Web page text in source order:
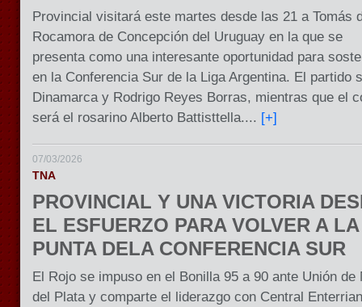
Provincial visitará este martes desde las 21 a Tomás
Rocamora de Concepción del Uruguay en la que se
presenta como una interesante oportunidad para
en la Conferencia Sur de la Liga Argentina. El partido
Dinamarca y Rodrigo Reyes Borras, mientras que el
será el rosarino Alberto Battisttella.... [+]
07/03/2026
TNA
PROVINCIAL Y UNA VICTORIA
EL ESFUERZO PARA VOLVER A LA
PUNTA DELA CONFERENCIA SUR
El Rojo se impuso en el Bonilla 95 a 90 ante Unión de
del Plata y comparte el liderazgo con Central